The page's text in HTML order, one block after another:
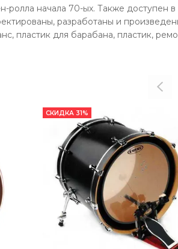
ролла начала 70-ых. Также доступен в
разработаны и
пластик для барабана, пластик,
СКИДКА 31%